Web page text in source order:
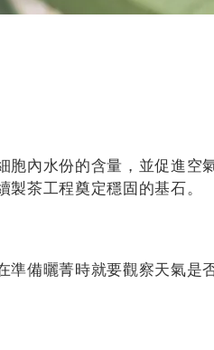
內水份的含量，並促進空
茶工程奠定穩固的基石。
準備曬菁時就要觀察天氣是